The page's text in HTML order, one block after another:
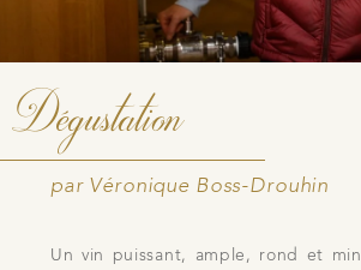
Dégustation
par Véronique Boss-Drouhin
Un vin puissant, ample, rond et